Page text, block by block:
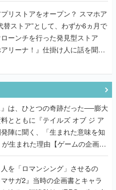
ストアをオープン？ スマホア
替ストア”として、わずか6ヵ月で
ーンチを行った発見型ストア
アリーナ！』仕掛け人に話を聞い
』は、ひとつの奇跡だった──膨大
とともに『テイルズ オブ ジ ア
陣に聞く、「生まれた意味を知
が生まれた理由【ゲームの企画
を「ロマンシング」させるの
サガ2』当時の企画書とキャラ